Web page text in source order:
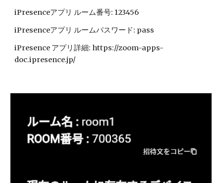
iPresenceアプリ ルーム番号: 123456
iPresenceアプリ ルームパスワード: pass
iPresence アプリ詳細: https://zoom-apps-
doc.ipresence.jp/